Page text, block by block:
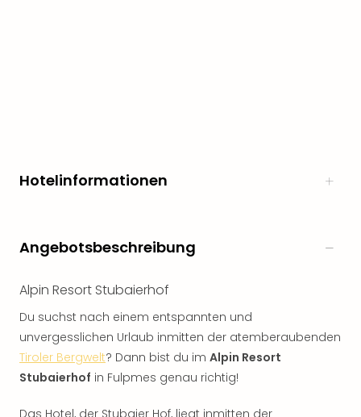
Hotelinformationen
Angebotsbeschreibung
Alpin Resort Stubaierhof
Du suchst nach einem entspannten und
unvergesslichen Urlaub inmitten der atemberaubenden
Tiroler Bergwelt? Dann bist du im Alpin Resort
Stubaierhof in Fulpmes genau richtig!
Das Hotel, der Stubaier Hof, liegt inmitten der